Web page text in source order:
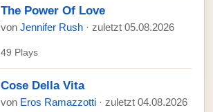
The Power Of Love
von Jennifer Rush · zuletzt 05.08.2026
49 Plays
Cose Della Vita
von Eros Ramazzotti · zuletzt 04.08.2026